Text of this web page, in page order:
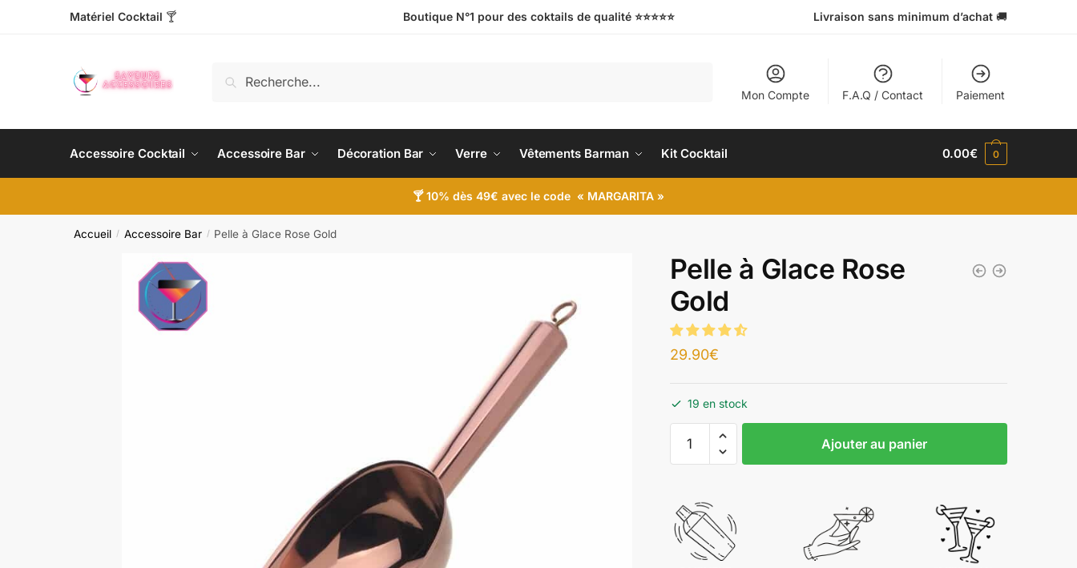
Matériel Cocktail 🍸 Boutique N°1 pour des coktails de qualité ⭐️⭐️⭐️⭐️⭐️ Livraison sans minimum d’achat 🚚
Recherche
Mon Compte F.A.Q / Contact Paiement
Accessoire Cocktail Accessoire Bar Décoration Bar Verre Vêtements Barman Kit Cocktail 0.00€ 0
🍸 10% dès 49€ avec le code « MARGARITA »
Accueil / Accessoire Bar / Pelle à Glace Rose Gold
Pelle à Glace Rose
Gold
29.90€
19 en stock
Ajouter au panier